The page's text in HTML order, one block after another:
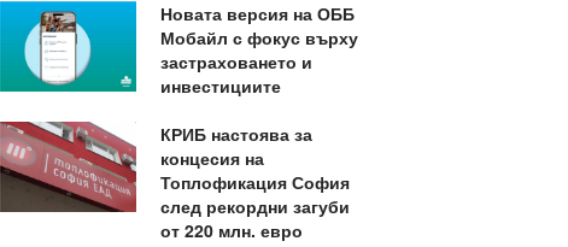
Новата версия на ОББ
Мобайл с фокус върху
застраховането и
инвестициите
КРИБ настоява за
концесия на
Топлофикация София
след рекордни загуби
от 220 млн. евро